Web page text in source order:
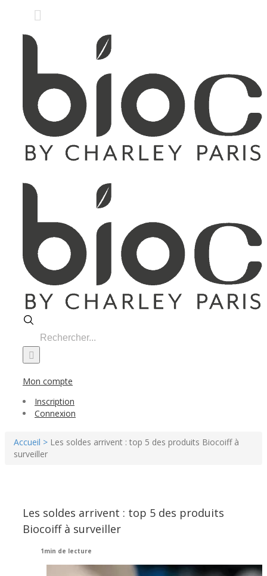
Search
for:
Mon compte
Inscription
Connexion
Accueil > Les soldes arrivent : top 5 des produits Biocoiff à
surveiller
Les soldes arrivent : top 5 des produits
Biocoiff à surveiller
1min de lecture